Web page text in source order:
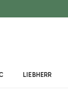
LIEBHERR